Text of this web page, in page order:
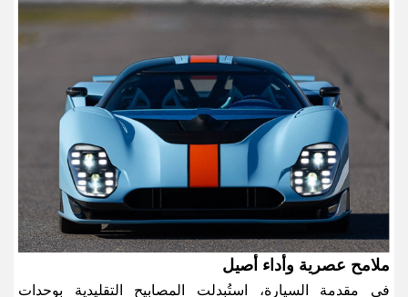
ملامح عصرية وأداء أصيل
في مقدمة السيارة، استُبدلت المصابيح التقليدية بوحدات